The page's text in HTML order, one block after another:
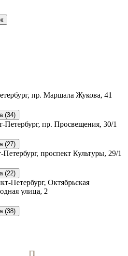
пр. Маршала Жукова, 41
(34)
Петербург, пр. Просвещения, 30/1
(27)
Петербург, проспект Культуры, 29/1
(22)
Петербург, Октябрьская
улица, 2
(38)